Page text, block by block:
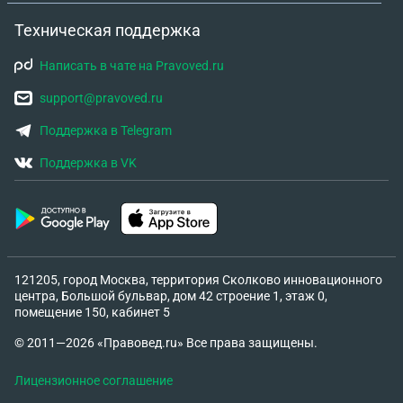
продажу квартиры/доли (в т.ч. через опеку),
оценку и сделки, возможные споры с отцом
сделать: узаконивать/приводить в исходное/
оформлять техпаспорт сейчас или ждать? F.
если он начнёт “давить через заявления”:
полиция/опека/суды/ложные обвинения? 13)
Нужны ли какие-то превентивные шаги по
безопасности и фиксации (видеонаблюдение,
порядок коммуникации, заявления участковому и
ущерб. Минимизировать риск проживания отца в
квартире и его доступа. Держать суд как крайний,
Техническая поддержка
Написать в чате на Pravoved.ru
support@pravoved.ru
Поддержка в Telegram
Поддержка в VK
121205, город Москва, территория Сколково инновационного
центра, Большой бульвар, дом 42 строение 1, этаж 0,
помещение 150, кабинет 5
© 2011—2026 «Правовед.ru» Все права защищены.
Лицензионное соглашение